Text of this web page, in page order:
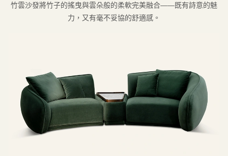
竹雲沙發將竹子的搖曳與雲朵般的柔軟完美融合——既有詩意的魅
力，又有毫不妥協的舒適感。